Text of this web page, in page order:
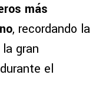
más
, recordando la
gran
el